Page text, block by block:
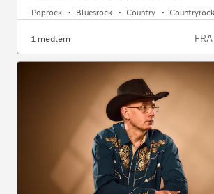
Poprock Bluesrock Country Countryrock
1 medlem FRA